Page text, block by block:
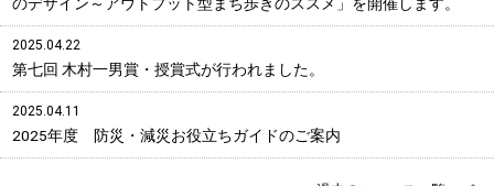
のデザイン～アウトプット型まち歩きのススメ」を開催します。
2025.04.22
第七回 木村一男賞・授賞式が行われました。
2025.04.11
2025年度 防災・減災お役立ちガイドのご案内